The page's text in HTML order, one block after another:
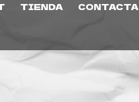
TIENDA CONTACTA